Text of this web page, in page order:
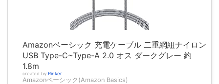
Amazonベーシック 充電ケーブル 二重網組ナイロン
USB Type-C~Type-A 2.0 オス ダークグレー 約
1.8m
created by Rinker
Amazonベーシック(Amazon Basics)